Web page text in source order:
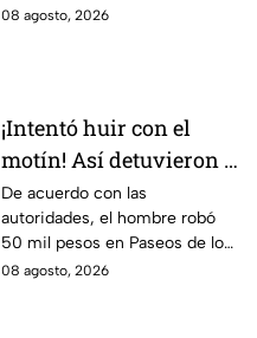
Ayotzinapa
08 agosto, 2026
¡Intentó huir con el
motín! Así detuvieron a
un presunto
responsable de asaltar
a su víctima en León
De acuerdo con las
autoridades, el hombre robó
50 mil pesos en Paseos de los
Insurgentes
08 agosto, 2026